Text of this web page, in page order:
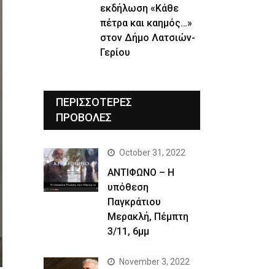
εκδήλωση «Κάθε
πέτρα και καημός…»
στον Δήμο Λατσιών-
Γερίου
ΠΕΡΙΣΣΟΤΕΡΕΣ
ΠΡΟΒΟΛΕΣ
October 31, 2022
ΑΝΤΙΦΩΝΟ – Η
υπόθεση
Παγκράτιου
Μερακλή, Πέμπτη
3/11, 6μμ
November 3, 2022